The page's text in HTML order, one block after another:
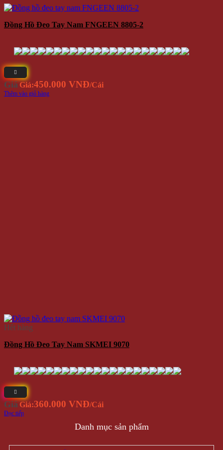
Đồng Hồ Đeo Tay Nam FNGEEN 8805-2
Giá Giá:450.000 VNĐ/Cái
Thêm vào giỏ hàng
Hết hàng
Đồng Hồ Đeo Tay Nam SKMEI 9070
Giá Giá:360.000 VNĐ/Cái
Đọc tiếp
Danh mục sản phẩm